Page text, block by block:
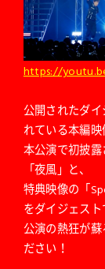
https://
公開されたダ
れている本編映
本公演で初披露
「夜風」と、
特典映像の「
をダイジェスト
公演の熱狂が
ださい！